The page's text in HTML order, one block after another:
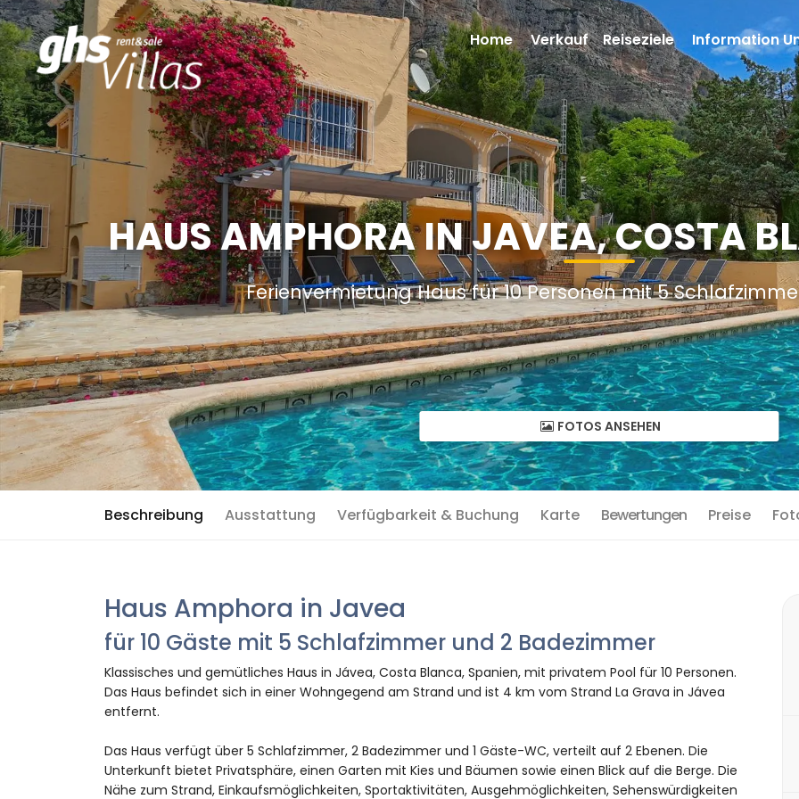
HAUS AMPHORA IN JAVEA, COSTA
Ferienvermietung Haus für 10 Personen mit 5
FOTOS ANSEHEN
Beschreibung Ausstattung Verfügbarkeit & Buchung Karte Bewertungen Preise
Haus Amphora in Javea
für 10 Gäste mit 5 Schlafzimmer und 2 Badezimmer
Klassisches und gemütliches Haus in Jávea, Costa Blanca, Spanien, mit privatem Pool für 10 Personen.
Das Haus befindet sich in einer Wohngegend am Strand und ist 4 km vom Strand La Grava in Jávea
entfernt.
Das Haus verfügt über 5 Schlafzimmer, 2 Badezimmer und 1 Gäste-WC, verteilt auf 2 Ebenen. Die
Unterkunft bietet Privatsphäre, einen Garten mit Kies und Bäumen sowie einen Blick auf die Berge. Die
Nähe zum Strand, Einkaufsmöglichkeiten, Sportaktivitäten, Ausgehmöglichkeiten, Sehenswürdigkeiten
Home Verkauf Reiseziele Information